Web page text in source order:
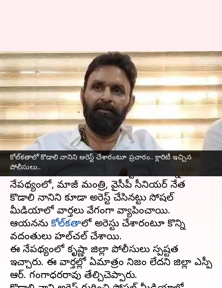
కోల్‌కతాలో కొడాలి నానిని అరెస్ట్ చేశారంటూ ప్రచారం.. క్లారిటీ ఇచ్చిన
పోలీసులు..
Kodali Nani: కోల్‌కతాలో కొడాలి
నానిని అరెస్ట్ చేశారంటూ ప్రచారం..
క్లారిటీ ఇచ్చిన పోలీసులు..
వ్రాసిన వారు Sirish Praharaju Jun 18, 2025 05:06 pm
ఈ వార్తాకథనం ఏంటి
ఇటీవలి కాలంలో వైఎస్ఆర్ కాంగ్రెస్ పార్టీకి చెందిన
పలువురు నేతలు కేసులలో అరెస్టు అవుతున్న
నేపథ్యంలో, మాజీ మంత్రి, వైసీపీ సీనియర్ నేత
కొడాలి నానిని కూడా అరెస్ట్ చేసినట్టు సోషల్
మీడియాలో వార్తలు వేగంగా వ్యాపించాయి.
ఆయనను కోల్‌కతాలో అరెస్టు చేశారంటూ కొన్ని
వదంతులు హల్‌చల్ చేశాయి.
ఈ నేపథ్యంలో కృష్ణా జిల్లా పోలీసులు స్పష్టత
ఇచ్చారు. ఈ వార్తల్లో ఏమాత్రం నిజం లేదని జిల్లా ఎస్పీ
ఆర్. గంగాధరరావు తేల్చిచెప్పారు.